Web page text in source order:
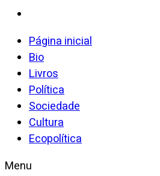
Página inicial
Bio
Livros
Política
Sociedade
Cultura
Ecopolítica
Menu